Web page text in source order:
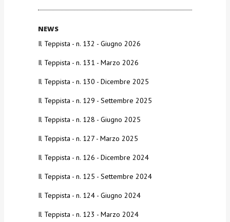
NEWS
Il Teppista - n. 132 - Giugno 2026
Il Teppista - n. 131 - Marzo 2026
Il Teppista - n. 130 - Dicembre 2025
Il Teppista - n. 129 - Settembre 2025
Il Teppista - n. 128 - Giugno 2025
Il Teppista - n. 127 - Marzo 2025
Il Teppista - n. 126 - Dicembre 2024
Il Teppista - n. 125 - Settembre 2024
Il Teppista - n. 124 - Giugno 2024
Il Teppista - n. 123 - Marzo 2024